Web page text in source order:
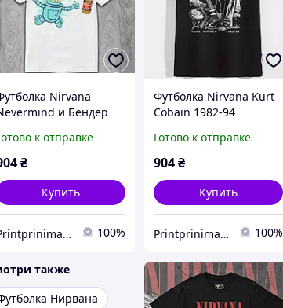
Nirvana
и Бендер
к отправке
₴
Купить
Printprinimatel 100%
Футболка Nirvana Kurt
Cobain 1982-94
Готово к отправке
904₴
Купить
Printprinimatel 100%
также
Нирвана